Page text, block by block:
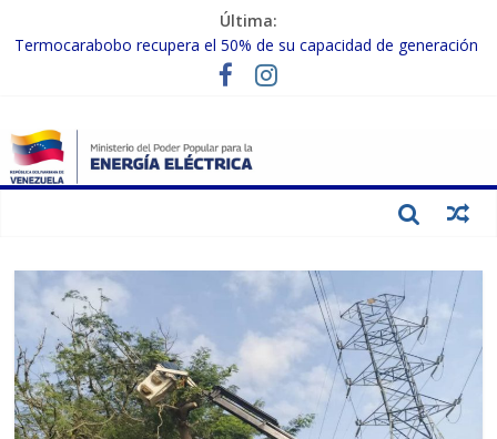
Última:
Termocarabobo recupera el 50% de su capacidad de generación
MPPEE avanza en la recuperación de infraestructuras eléctricas
Gobierno Nacional coordina acciones con el sector privado para
fortalecer el SEN ante el «Súper Niño»
Inspeccionan trabajos de rehabilitación en instalaciones del SEN